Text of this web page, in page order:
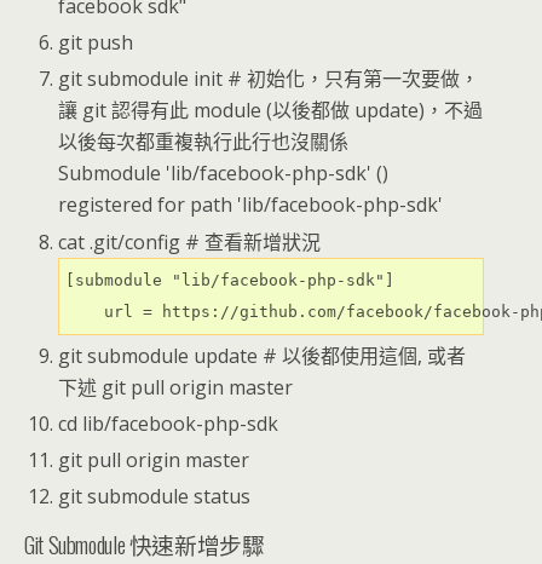
facebook sdk"
git push
git submodule init # 初始化，只有第一次要做，
讓 git 認得有此 module (以後都做 update)，不過
以後每次都重複執行此行也沒關係
Submodule 'lib/facebook-php-sdk' ()
registered for path 'lib/facebook-php-sdk'
cat .git/config # 查看新增狀況
[submodule "lib/facebook-php-sdk"]
url = https://github.com/facebook/facebook-
git submodule update # 以後都使用這個, 或者
下述 git pull origin master
cd lib/facebook-php-sdk
git pull origin master
git submodule status
Git Submodule 快速新增步驟